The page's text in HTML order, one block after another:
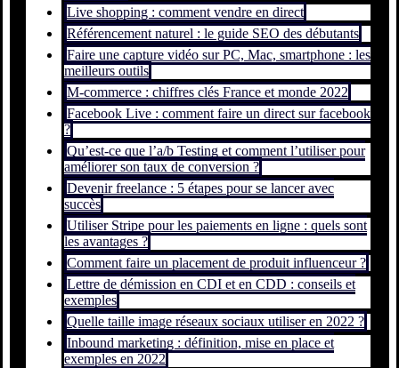
Live shopping : comment vendre en direct
Référencement naturel : le guide SEO des débutants
Faire une capture vidéo sur PC, Mac, smartphone : les
meilleurs outils
M-commerce : chiffres clés France et monde 2022
Facebook Live : comment faire un direct sur facebook
?
Qu’est-ce que l’a/b Testing et comment l’utiliser pour
améliorer son taux de conversion ?
Devenir freelance : 5 étapes pour se lancer avec
succès
Utiliser Stripe pour les paiements en ligne : quels sont
les avantages ?
Comment faire un placement de produit influenceur ?
Lettre de démission en CDI et en CDD : conseils et
exemples
Quelle taille image réseaux sociaux utiliser en 2022 ?
Inbound marketing : définition, mise en place et
exemples en 2022